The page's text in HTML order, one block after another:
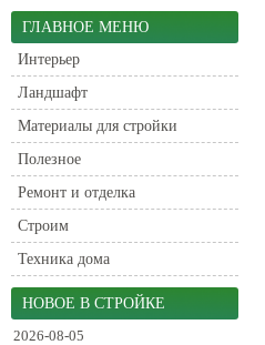
ГЛАВНОЕ МЕНЮ
Интерьер
Ландшафт
Материалы для стройки
Полезное
Ремонт и отделка
Строим
Техника дома
НОВОЕ В СТРОЙКЕ
2026-08-05